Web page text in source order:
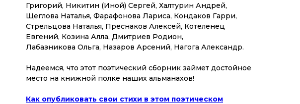
Григорий, Никитин (Иной) Сергей, Халтурин Андрей,
Щеглова Наталья, Фарафонова Лариса, Кондаков Гарри,
Стрельцова Наталья, Преснаков Алексей, Котеленец
Евгений, Козина Алла, Дмитриев Родион,
Лабазникова Ольга, Назаров Арсений, Нагога Александр.
Надеемся, что этот поэтический сборник займет достойное
место на книжной полке наших альманахов!
Как опубликовать свои стихи в этом поэтическом